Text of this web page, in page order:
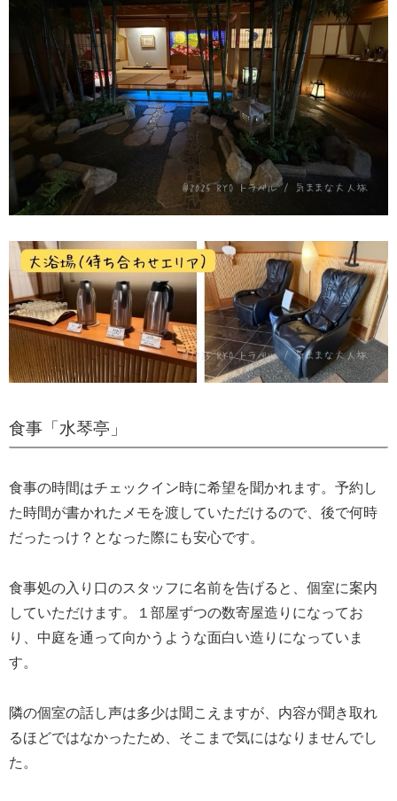
食事「水琴亭」
食事の時間はチェックイン時に希望を聞かれます。予約し
た時間が書かれたメモを渡していただけるので、後で何時
だったっけ？となった際にも安心です。
食事処の入り口のスタッフに名前を告げると、個室に案内
していただけます。１部屋ずつの数寄屋造りになってお
り、中庭を通って向かうような面白い造りになっていま
す。
隣の個室の話し声は多少は聞こえますが、内容が聞き取れ
るほどではなかったため、そこまで気にはなりませんでし
た。